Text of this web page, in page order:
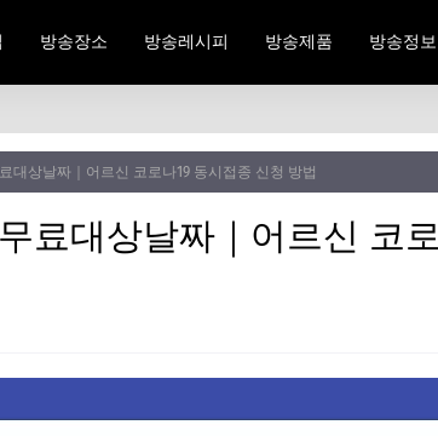
방송장소 방송레시피 방송제품 방송정보
대상날짜｜어르신 코로나19 동시접종 신청 방법
료대상날짜｜어르신 코